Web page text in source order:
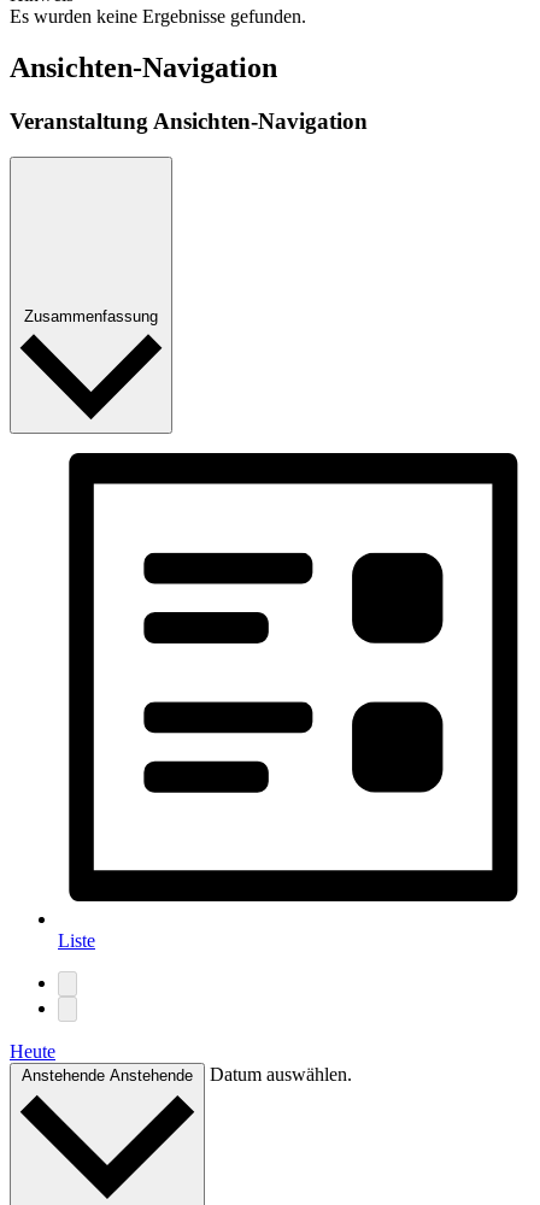
Es wurden keine Ergebnisse gefunden.
Ansichten-Navigation
Veranstaltung Ansichten-Navigation
Zusammenfassung
Liste
Heute
Anstehende Anstehende Datum auswählen.